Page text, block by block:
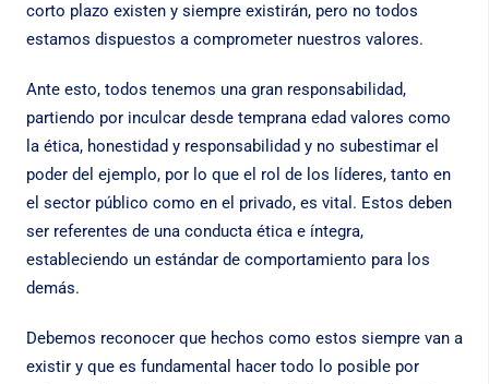
corto plazo existen y siempre existirán, pero no todos
estamos dispuestos a comprometer nuestros valores.
Ante esto, todos tenemos una gran responsabilidad,
partiendo por inculcar desde temprana edad valores como
la ética, honestidad y responsabilidad y no subestimar el
poder del ejemplo, por lo que el rol de los líderes, tanto en
el sector público como en el privado, es vital. Estos deben
ser referentes de una conducta ética e íntegra,
estableciendo un estándar de comportamiento para los
demás.
Debemos reconocer que hechos como estos siempre van a
existir y que es fundamental hacer todo lo posible por